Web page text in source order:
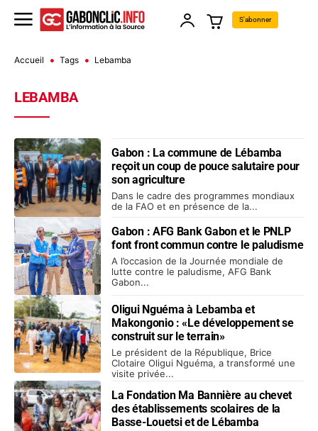
S'abonner
Accueil Tags Lebamba
LEBAMBA
Gabon : La commune de Lébamba
reçoit un coup de pouce salutaire pour
son agriculture
Dans le cadre des programmes mondiaux
de la FAO et en présence de la...
Gabon : AFG Bank Gabon et le PNLP
font front commun contre le paludisme
A l’occasion de la Journée mondiale de
lutte contre le paludisme, AFG Bank
Gabon...
Oligui Nguéma à Lebamba et
Makongonio : «Le développement se
construit sur le terrain»
Le président de la République, Brice
Clotaire Oligui Nguéma, a transformé une
visite privée...
La Fondation Ma Bannière au chevet
des établissements scolaires de la
Basse-Louetsi et de Lébamba